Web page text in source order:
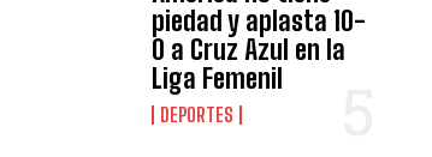
piedad y aplasta 10-
0 a Cruz Azul en la
Liga Femenil
DEPORTES